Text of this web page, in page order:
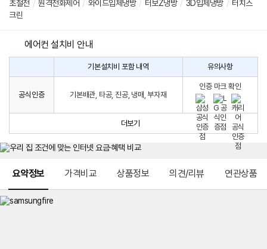
초절전 / 원격전화제어 / 와이드입체냉방 / 터보Z냉방 / 3D입체냉방 / 터치스
크린
에어컨 설치비 안내
구
시
생
는
치
비
컨
설
기본설치비 포함 내역 유의사항
공식인증 기본배관, 타공, 진공, 냉매, 부자재
인증 마크 확인
더보기
요약정보 가격비교 상품정보 의견/리뷰 연관상품